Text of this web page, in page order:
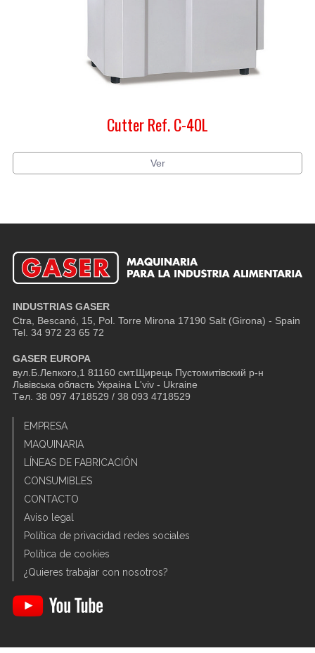
Cutter Ref. C-40L
Ver
INDUSTRIAS GASER
Ctra, Bescanó, 15, Pol. Torre Mirona 17190 Salt (Girona) - Spain
Tel. 34 972 23 65 72
GASER EUROPA
вул.Б.Лепкого,1 81160 смт.Щирець Пустомитівский р-н
Львівська область Украіна L'viv - Ukraine
Tел. 38 097 4718529 / 38 093 4718529
EMPRESA
MAQUINARIA
LÍNEAS DE FABRICACIÓN
CONSUMIBLES
CONTACTO
Aviso legal
Política de privacidad redes sociales
Política de cookies
¿Quieres trabajar con nosotros?